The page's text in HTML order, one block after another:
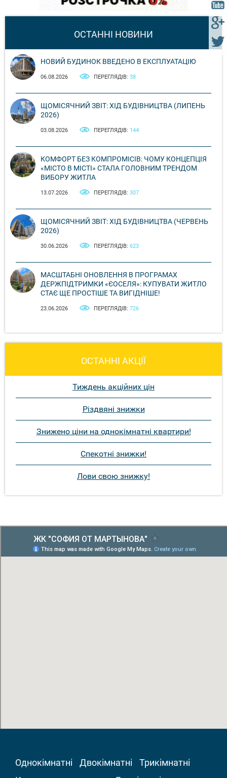
ОСТАННІ НОВИНИ
НОВИЙ БУДИНОК ВВЕДЕНО В ЕКСПЛУАТАЦІЮ
06.08.2026 ПЕРЕГЛЯДІВ: 38
ЩОМІСЯЧНИЙ ЗВІТ: ХІД БУДІВНИЦТВА (ЛИПЕНЬ
2026)
03.08.2026 ПЕРЕГЛЯДІВ: 144
КОМФОРТ БЕЗ КОМПРОМІСІВ: ЧОМУ КОНЦЕПЦІЯ
«МІСТО В МІСТІ» СТАЛА ГОЛОВНИМ ТРЕНДОМ
ВИБОРУ ЖИТЛА
13.07.2026 ПЕРЕГЛЯДІВ: 307
ЩОМІСЯЧНИЙ ЗВІТ: ХІД БУДІВНИЦТВА (ЧЕРВЕНЬ
2026)
30.06.2026 ПЕРЕГЛЯДІВ: 623
МАСШТАБНІ ОНОВЛЕННЯ В ПРОГРАМАХ
ДЕРЖПІДТРИМКИ «ЄОСЕЛЯ»: КУПУВАТИ ЖИТЛО
СТАЄ ЩЕ ПРОСТІШЕ ТА ВИГІДНІШЕ!
23.06.2026 ПЕРЕГЛЯДІВ: 726
ОСТАННІ АКЦІЇ
Тиждень акційних цін
Різдвяні знижки
Знижено ціни на однокімнатні квартири!
Спекотні знижки!
Лови свою знижку!
Однокімнатні Двокімнатні
Трикімнатні